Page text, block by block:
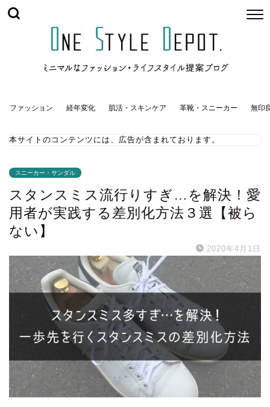
ファッション 経年変化 肌活・スキンケア 革靴・スニーカー 無印
本サイトのコンテンツには、広告が含まれております。
スニーカー・サンダル
スタンスミス流行りすぎ…を解決！愛
用者が実践する差別化方法３選【被ら
ない】
2020年4月1日